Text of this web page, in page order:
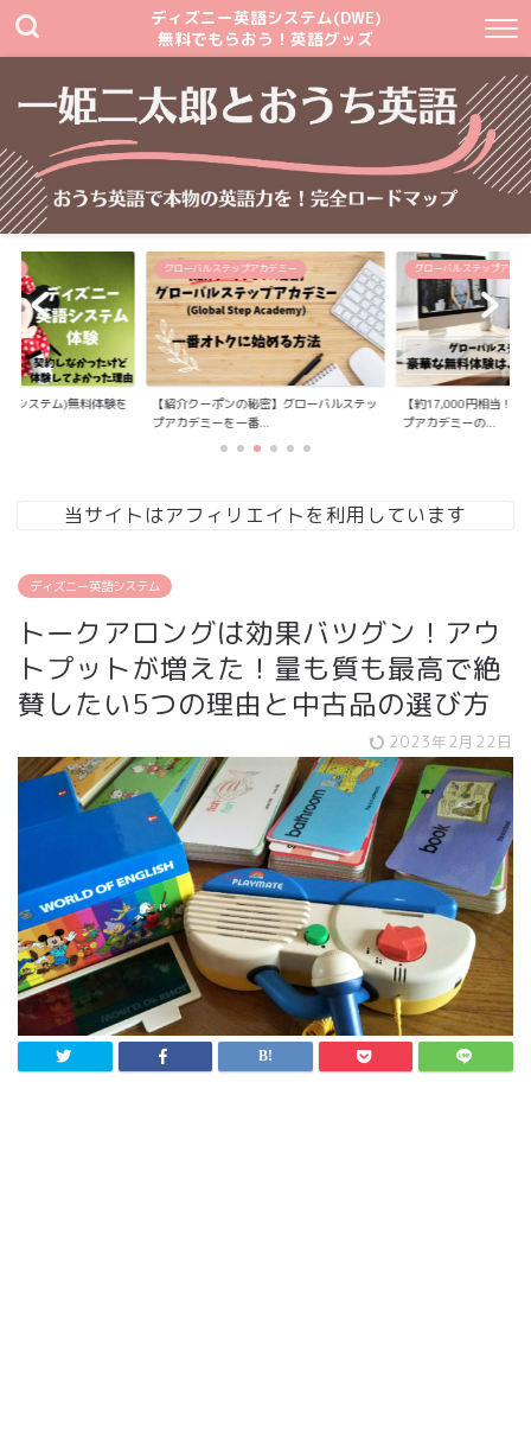
ディズニー英語システム(DWE)
無料でもらおう！英語グッズ
システム)無料体験を
グローバルステップアカデミー
【紹介クーポンの秘密】グローバルステッ
プアカデミーを一番...
グローバルステップアカデ
【約17,000円相当！】
プアカデミーの...
当サイトはアフィリエイトを利用しています
ディズニー英語システム
トークアロングは効果バツグン！アウ
トプットが増えた！量も質も最高で絶
賛したい5つの理由と中古品の選び方
2023年2月22日